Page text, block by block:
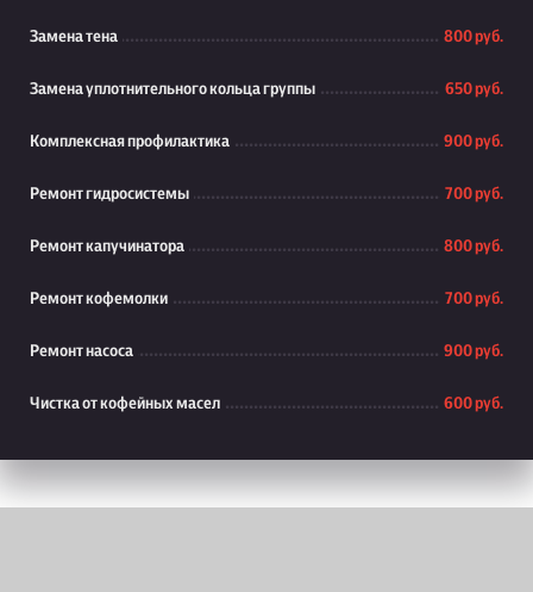
Замена тена 800 руб.
Замена уплотнительного кольца группы 650 руб.
Комплексная профилактика 900 руб.
Ремонт гидросистемы 700 руб.
Ремонт капучинатора 800 руб.
Ремонт кофемолки 700 руб.
Ремонт насоса 900 руб.
Чистка от кофейных масел 600 руб.